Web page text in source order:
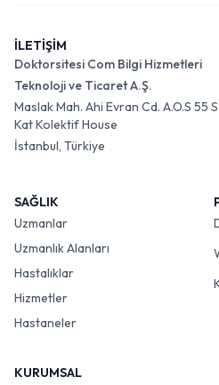
İLETİŞİM
Doktorsitesi Com Bilgi Hizmetleri
Teknoloji ve Ticaret A.Ş.
Maslak Mah. Ahi Evran Cd. A.O.S 55
Kat Kolektif House
İstanbul, Türkiye
SAĞLIK
Uzmanlar
Uzmanlık Alanları
Hastalıklar
Hizmetler
Hastaneler
KURUMSAL